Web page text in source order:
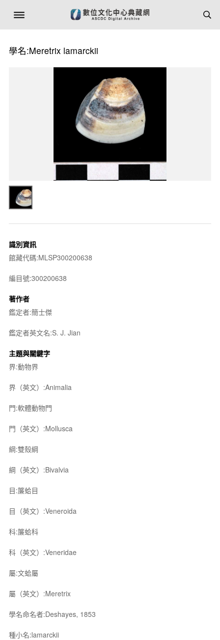
學名:Meretrix lamarckii
識別資訊
館藏代碼:MLSP300200638
編目號:300200638
著作者
鑑定者:簡士傑
鑑定者英文名:S. J. Jian
主題與關鍵字
界:動物界
界（英文）:Animalia
門:軟體動物門
門（英文）:Mollusca
綱:雙殼綱
綱（英文）:Bivalvia
目:簾蛤目
目（英文）:Veneroida
科:簾蛤科
科（英文）:Veneridae
屬:文蛤屬
屬（英文）:Meretrix
學名命名者:Deshayes, 1853
種小名:lamarckii